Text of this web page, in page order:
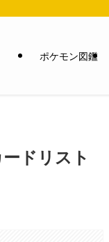
ポケモン図鑑
ドリスト